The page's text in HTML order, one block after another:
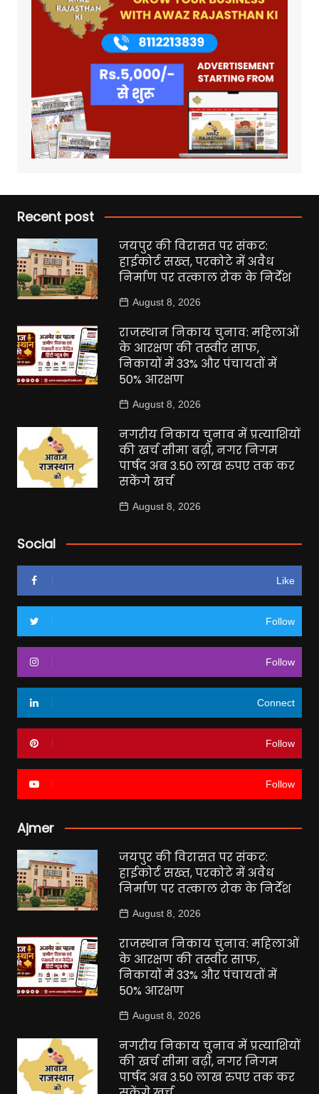
Recent post
जयपुर की विरासत पर संकट:
हाईकोर्ट सख्त, परकोटे में अवैध
निर्माण पर तत्काल रोक के निर्देश
August 8, 2026
राजस्थान निकाय चुनाव: महिलाओं
के आरक्षण की तस्वीर साफ,
निकायों में 33% और पंचायतों में
50% आरक्षण
August 8, 2026
नगरीय निकाय चुनाव में प्रत्याशियों
की खर्च सीमा बढ़ी, नगर निगम
पार्षद अब 3.50 लाख रुपए तक कर
सकेंगे खर्च
August 8, 2026
Social
Like
Follow
Follow
Connect
Follow
Follow
Ajmer
जयपुर की विरासत पर संकट:
हाईकोर्ट सख्त, परकोटे में अवैध
निर्माण पर तत्काल रोक के निर्देश
August 8, 2026
राजस्थान निकाय चुनाव: महिलाओं
के आरक्षण की तस्वीर साफ,
निकायों में 33% और पंचायतों में
50% आरक्षण
August 8, 2026
नगरीय निकाय चुनाव में प्रत्याशियों
की खर्च सीमा बढ़ी, नगर निगम
पार्षद अब 3.50 लाख रुपए तक कर